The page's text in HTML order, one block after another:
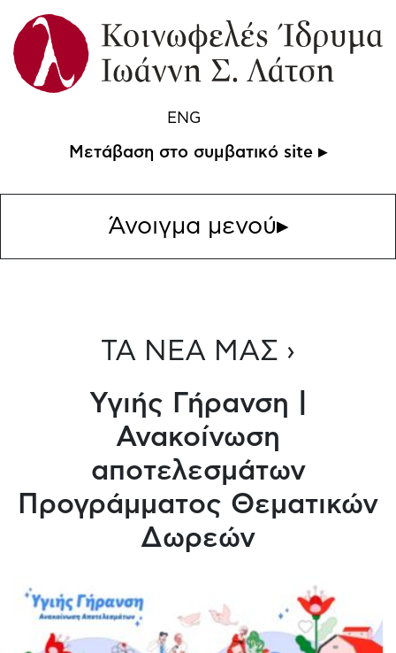
ENG
Μετάβαση στο συμβατικό site ▸
Άνοιγμα μενού▸
ΤΑ ΝΕΑ ΜΑΣ ›
Υγιής Γήρανση |
Ανακοίνωση
αποτελεσμάτων
Προγράμματος Θεματικών
Δωρεών